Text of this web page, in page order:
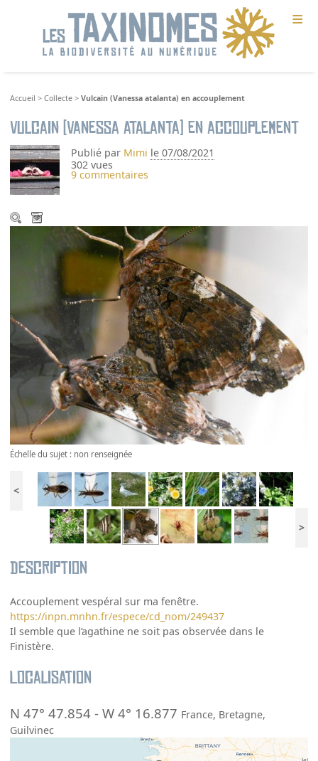
≡
Accueil >Collecte >Vulcain (Vanessa atalanta) en accouplement
Vulcain (Vanessa atalanta) en accouplement
Publié par Mimi le 07/08/2021
302 vues
9 commentaires
Échelle du sujet : non renseignée
<
>
Description
Accouplement vespéral sur ma fenêtre.
https://inpn.mnhn.fr/espece/cd_nom/249437
Il semble que l’agathine ne soit pas observée dans le
Finistère.
Localisation
N 47° 47.854 -W 4° 16.877 France, Bretagne,
Guilvinec